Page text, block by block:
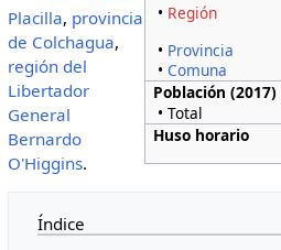
• Región
• Provincia
•Comuna
Población (2017)
• Total
Huso horario
Placilla, provincia
de Colchagua,
región del
Libertador
General
Bernardo
O'Higgins.
Índice